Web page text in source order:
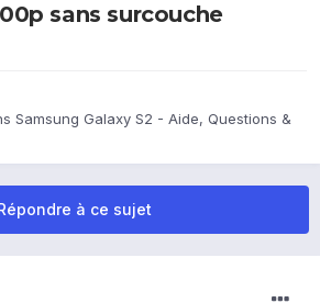
sans surcouche
Samsung Galaxy S2 - Aide, Questions &
à ce sujet